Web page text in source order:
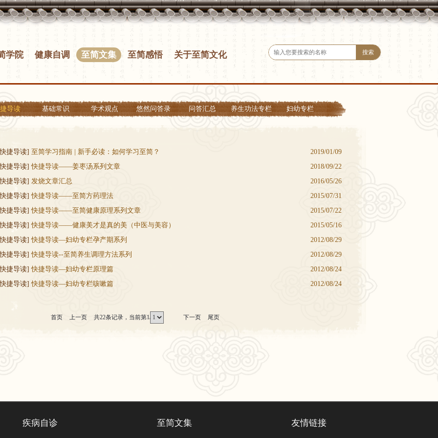
学院 健康自调 至简文集 至简感悟 关于至简文化
导读 基础常识 学术观点 悠然问答录 问答汇总 养生功法专栏 妇幼专栏
捷导读] 至简学习指南 | 新手必读：如何学习至简？
2019/01/09
捷导读] 快捷导读——姜枣汤系列文章
2018/09/22
捷导读] 发烧文章汇总
2016/05/26
捷导读] 快捷导读——至简方药理法
2015/07/31
捷导读] 快捷导读——至简健康原理系列文章
2015/07/22
捷导读] 快捷导读——健康美才是真的美（中医与美容）
2015/05/16
捷导读] 快捷导读—妇幼专栏孕产期系列
2012/08/29
捷导读] 快捷导读--至简养生调理方法系列
2012/08/29
捷导读] 快捷导读—妇幼专栏原理篇
2012/08/24
捷导读] 快捷导读—妇幼专栏咳嗽篇 2012/08/24
首页 上一页 共22条记录，当前第1/3页 下一页 尾页
疾病自诊 至简文集 友情链接